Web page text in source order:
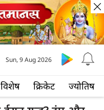
क्रिकेट ज्योतिष
Sun, 9 Aug 2026